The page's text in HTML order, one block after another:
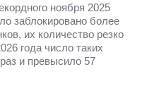
ноября 2025
заблокировано более
их количество резко
года число таких
и превысило 57